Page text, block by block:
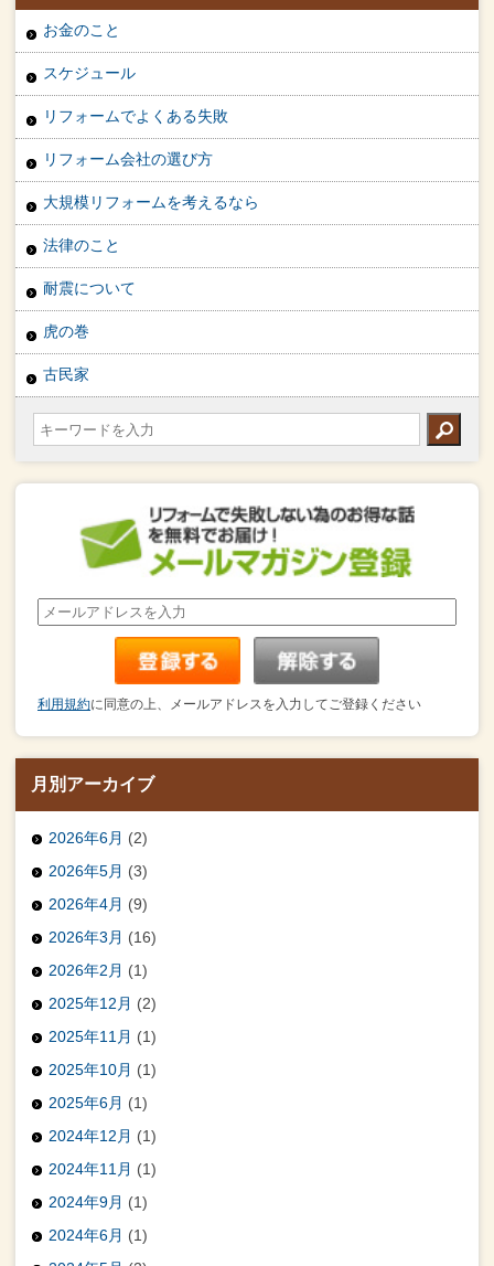
お金のこと
スケジュール
リフォームでよくある失敗
リフォーム会社の選び方
大規模リフォームを考えるなら
法律のこと
耐震について
虎の巻
古民家
利用規約に同意の上、メールアドレスを入力してご登録ください
月別アーカイブ
2026年6月 (2)
2026年5月 (3)
2026年4月 (9)
2026年3月 (16)
2026年2月 (1)
2025年12月 (2)
2025年11月 (1)
2025年10月 (1)
2025年6月 (1)
2024年12月 (1)
2024年11月 (1)
2024年9月 (1)
2024年6月 (1)